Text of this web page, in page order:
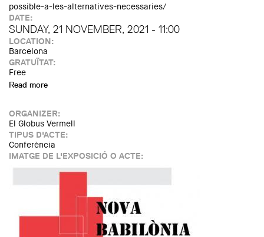
possible-a-les-alternatives-necessaries/
DATE:
SUNDAY, 21 NOVEMBER, 2021 - 11:00
LOCATION:
Barcelona
GRATUÏTAT:
Free
Read more
ORGANIZER:
El Globus Vermell
TIPUS D'ACTE:
Conferència
IMATGE DE L'EXPOSICIÓ O ACTE: